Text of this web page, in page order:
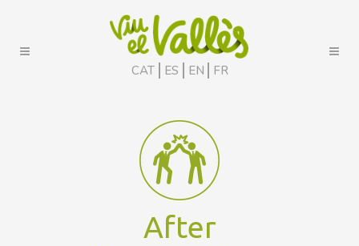
CAT ES EN FR
After